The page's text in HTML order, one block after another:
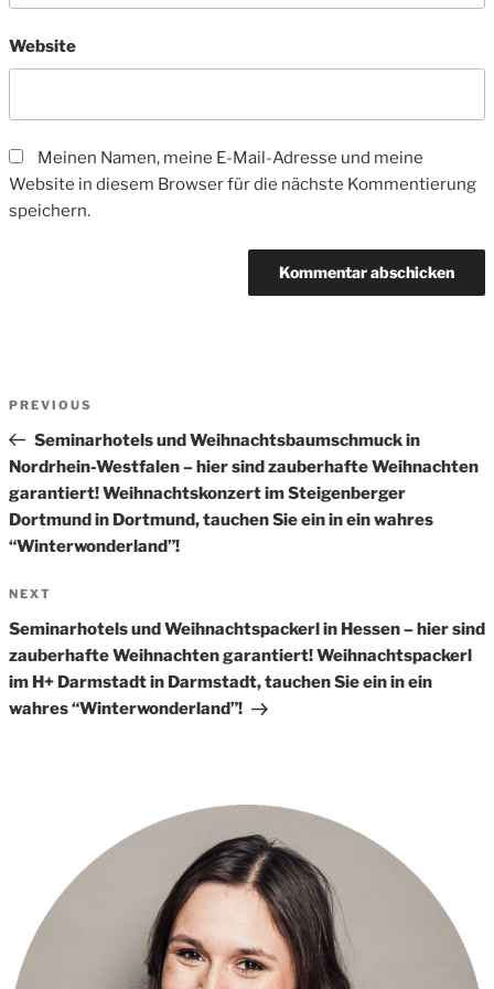
Website
Meinen Namen, meine E-Mail-Adresse und meine
Website in diesem Browser für die nächste Kommentierung
speichern.
Previous
Post
PREVIOUS
Seminarhotels und Weihnachtsbaumschmuck in
Nordrhein-Westfalen – hier sind zauberhafte Weihnachten
garantiert! Weihnachtskonzert im Steigenberger
Dortmund in Dortmund, tauchen Sie ein in ein wahres
“Winterwonderland”!
Next
Post
NEXT
Seminarhotels und Weihnachtspackerl in Hessen – hier sind
zauberhafte Weihnachten garantiert! Weihnachtspackerl
im H+ Darmstadt in Darmstadt, tauchen Sie ein in ein
wahres “Winterwonderland”!